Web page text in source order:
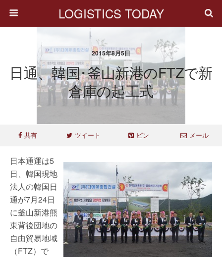
LOGISTICS TODAY
2015年8月5日
日通、韓国･釜山新港のFTZで新
倉庫の起工式
共有 ツイート ピン メール
日本通運は5
日、韓国現地
法人の韓国日
通が7月24日
に釜山新港熊
東背後団地の
自由貿易地域
（FTZ）で